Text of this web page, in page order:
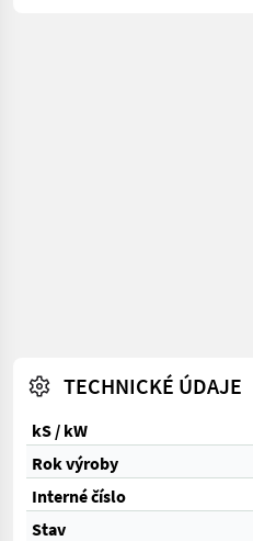
TECHNICKÉ ÚDAJE
kS / kW
Rok výroby
Interné číslo
Stav